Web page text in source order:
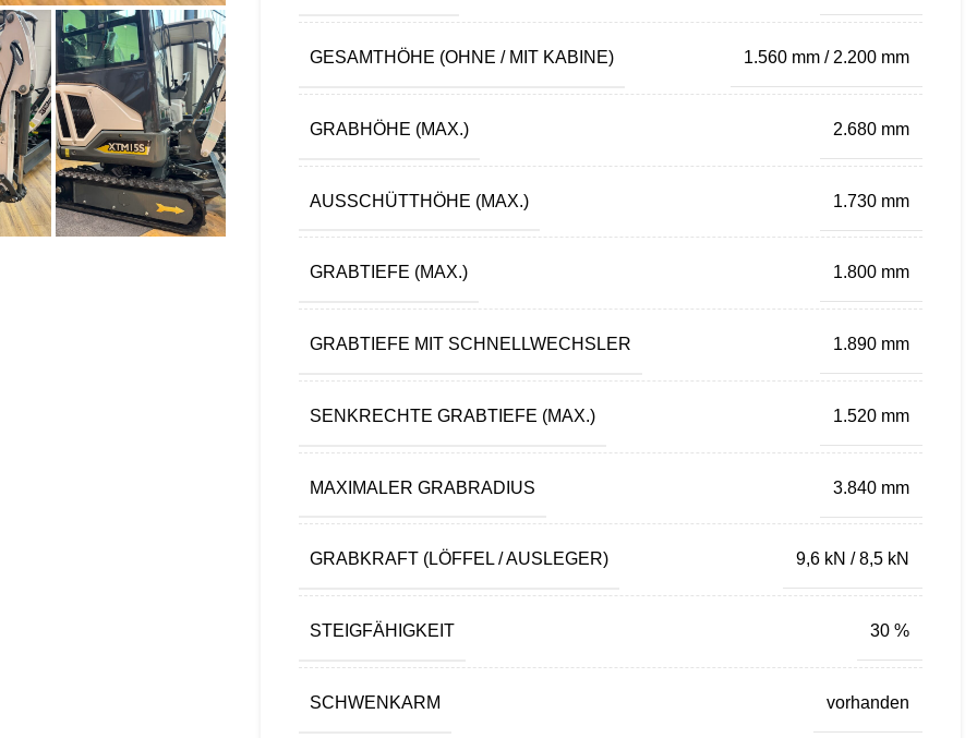
GESAMTHÖHE (OHNE / MIT KABINE) 1.560 mm / 2.200 mm
GRABHÖHE (MAX.) 2.680 mm
AUSSCHÜTTHÖHE (MAX.) 1.730 mm
GRABTIEFE (MAX.) 1.800 mm
GRABTIEFE MIT SCHNELLWECHSLER 1.890 mm
SENKRECHTE GRABTIEFE (MAX.) 1.520 mm
MAXIMALER GRABRADIUS 3.840 mm
GRABKRAFT (LÖFFEL / AUSLEGER) 9,6 kN / 8,5 kN
STEIGFÄHIGKEIT 30 %
SCHWENKARM vorhanden